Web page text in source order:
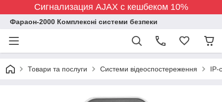
Сигнализация AJAX с кешбеком 10%
Фараон-2000 Комплексні системи безпеки
Товари та послуги Системи відеоспостереження IP-